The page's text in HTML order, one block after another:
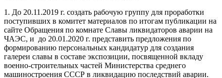
1. До 20.11.2019 г. создать рабочую группу для проработки
поступивших в комитет материалов по итогам публикации на
сайте Обращения по комнате Славы ликвидаторов аварии на
ЧАЭС, и до 20.01.2020 г. представить предложения по
формированию персональных кандидатур для создания
галереи славы в составе экспозиции, посвященной вкладу
военно-строительных частей Министерства среднего
машиностроения СССР в ликвидацию последствий аварии.